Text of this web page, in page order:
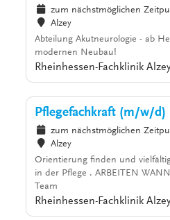
zum nächstmöglichen
Alzey
Abteilung Akutneurologie - ab
modernen Neubau!
Rheinhessen-Fachklinik
Pflegefachkraft (m/w/d)
zum nächstmöglichen
Alzey
Orientierung finden und
in der Pflege . ARBEITEN
Team
Rheinhessen-Fachklinik